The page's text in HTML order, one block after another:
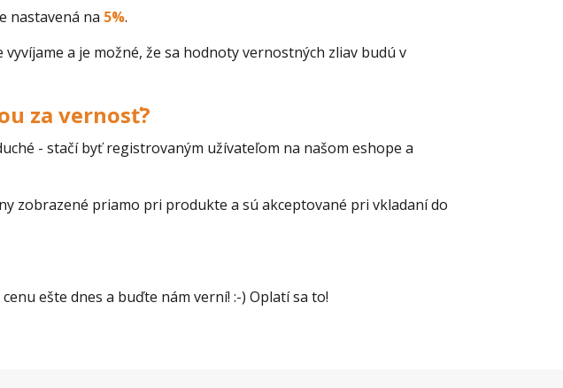
nastavená na 5%.
a je možné, že sa hodnoty vernostných zliav budú v
za vernosť?
- stačí byť registrovaným užívateľom na našom eshope a
zobrazené priamo pri produkte a sú akceptované pri vkladaní do
ešte dnes a buďte nám verní! :-) Oplatí sa to!